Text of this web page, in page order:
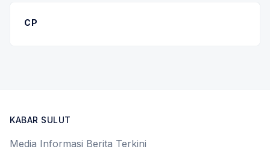
CP
KABAR SULUT
Media Informasi Berita Terkini